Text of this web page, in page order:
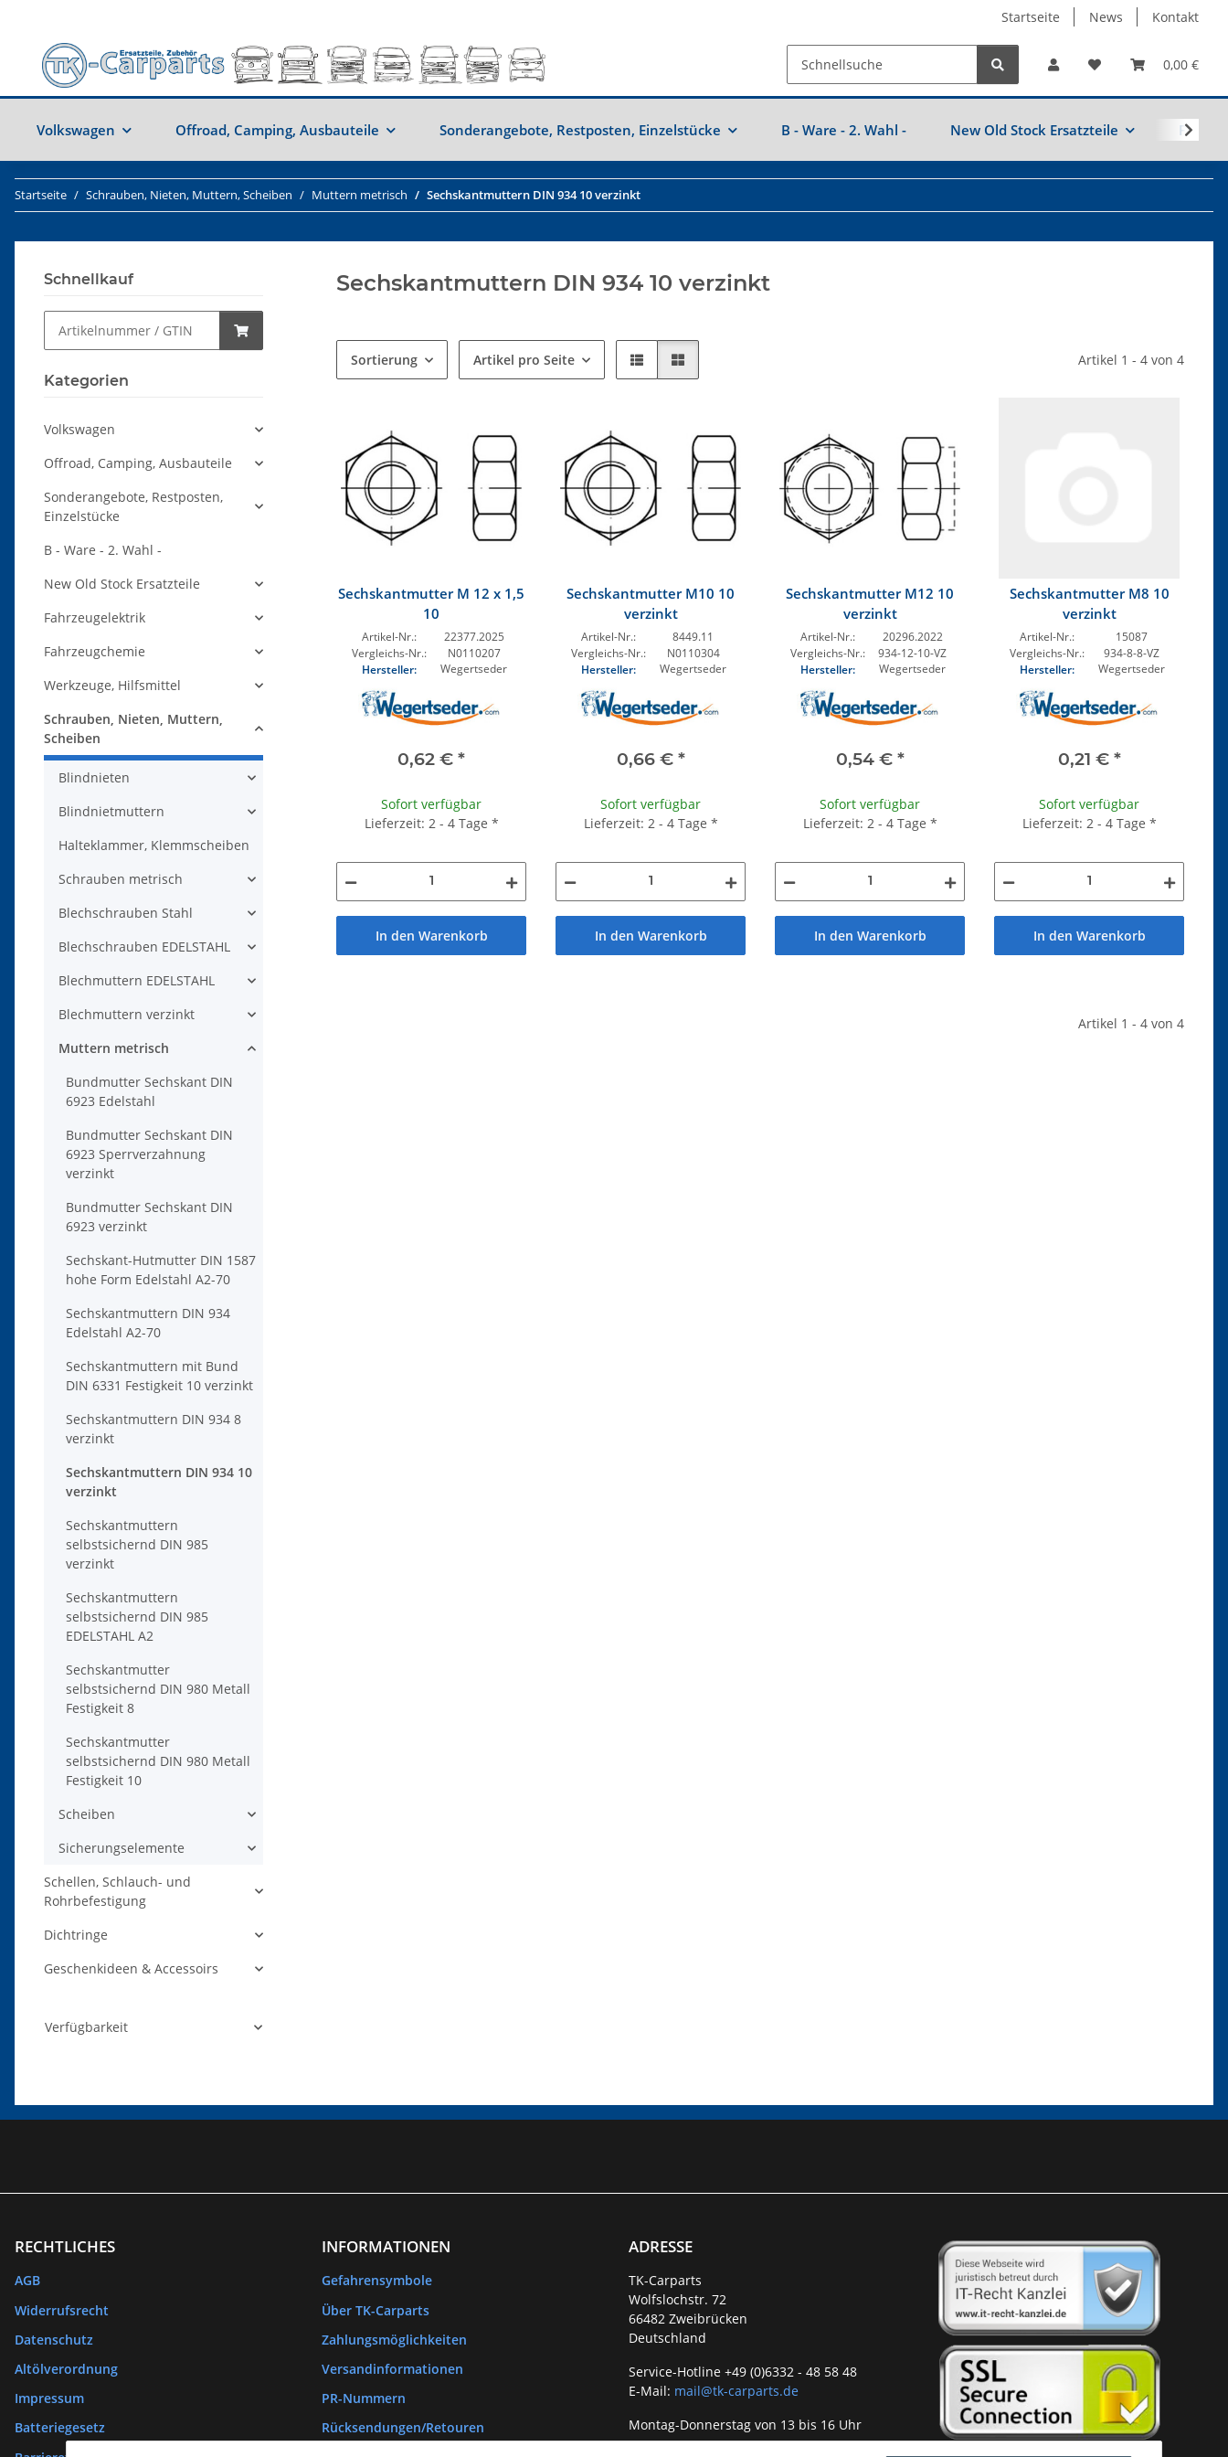
Startseite News Kontakt
0,00 €
Volkswagen Offroad, Camping, Ausbauteile Sonderangebote, Restposten, Einzelstücke B - Ware - 2. Wahl - New Old Stock Ersatzteile
Startseite Schrauben, Nieten, Muttern, Scheiben Muttern metrisch Sechskantmuttern DIN 934 10 verzinkt
Sechskantmuttern DIN 934 10 verzinkt
Sortierung Artikel pro Seite Artikel 1 - 4 von 4
Sechskantmutter M 12 x 1,5
10
Artikel-Nr.:
22377.2025
Vergleichs-Nr.:
N0110207
Hersteller:
Wegertseder
0,62 € *
Sofort verfügbar
Lieferzeit: 2 - 4 Tage *
In den Warenkorb
Sechskantmutter M10 10
verzinkt
Artikel-Nr.:
8449.11
Vergleichs-Nr.:
N0110304
Hersteller:
Wegertseder
0,66 € *
Sofort verfügbar
Lieferzeit: 2 - 4 Tage *
In den Warenkorb
Sechskantmutter M12 10
verzinkt
Artikel-Nr.:
20296.2022
Vergleichs-Nr.:
934-12-10-VZ
Hersteller:
Wegertseder
0,54 € *
Sofort verfügbar
Lieferzeit: 2 - 4 Tage *
In den Warenkorb
Sechskantmutter M8 10
verzinkt
Artikel-Nr.:
15087
Vergleichs-Nr.:
934-8-8-VZ
Hersteller:
Wegertseder
0,21 € *
Sofort verfügbar
Lieferzeit: 2 - 4 Tage *
In den Warenkorb
Artikel 1 - 4 von 4
Schnellkauf
Kategorien
Volkswagen
Offroad, Camping, Ausbauteile
Sonderangebote, Restposten,
Einzelstücke
B - Ware - 2. Wahl -
New Old Stock Ersatzteile
Fahrzeugelektrik
Fahrzeugchemie
Werkzeuge, Hilfsmittel
Schrauben, Nieten, Muttern,
Scheiben
Blindnieten
Blindnietmuttern
Halteklammer, Klemmscheiben
Schrauben metrisch
Blechschrauben Stahl
Blechschrauben EDELSTAHL
Blechmuttern EDELSTAHL
Blechmuttern verzinkt
Muttern metrisch
Bundmutter Sechskant DIN
6923 Edelstahl
Bundmutter Sechskant DIN
6923 Sperrverzahnung
verzinkt
Bundmutter Sechskant DIN
6923 verzinkt
Sechskant-Hutmutter DIN 1587
hohe Form Edelstahl A2-70
Sechskantmuttern DIN 934
Edelstahl A2-70
Sechskantmuttern mit Bund
DIN 6331 Festigkeit 10 verzinkt
Sechskantmuttern DIN 934 8
verzinkt
Sechskantmuttern DIN 934 10
verzinkt
Sechskantmuttern
selbstsichernd DIN 985
verzinkt
Sechskantmuttern
selbstsichernd DIN 985
EDELSTAHL A2
Sechskantmutter
selbstsichernd DIN 980 Metall
Festigkeit 8
Sechskantmutter
selbstsichernd DIN 980 Metall
Festigkeit 10
Scheiben
Sicherungselemente
Schellen, Schlauch- und
Rohrbefestigung
Dichtringe
Geschenkideen & Accessoirs
Verfügbarkeit
RECHTLICHES
AGB
Widerrufsrecht
Datenschutz
Altölverordnung
Impressum
Batteriegesetz
INFORMATIONEN
Gefahrensymbole
Über TK-Carparts
Zahlungsmöglichkeiten
Versandinformationen
PR-Nummern
Rücksendungen/Retouren
ADRESSE
TK-Carparts
Wolfslochstr. 72
66482 Zweibrücken
Deutschland
Service-Hotline +49 (0)6332 - 48 58 48
E-Mail: mail@tk-carparts.de
Montag-Donnerstag von 13 bis 16 Uhr